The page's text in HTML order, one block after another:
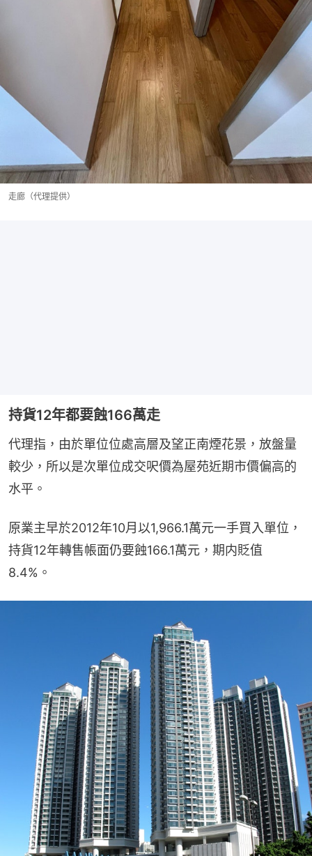
走廊（代理提供）
持貨12年都要蝕166萬走
代理指，由於單位位處高層及望正南煙花景，放盤量
較少，所以是次單位成交呎價為屋苑近期市價偏高的
水平。
原業主早於2012年10月以1,966.1萬元一手買入單位，
持貨12年轉售帳面仍要蝕166.1萬元，期内貶值
8.4%。